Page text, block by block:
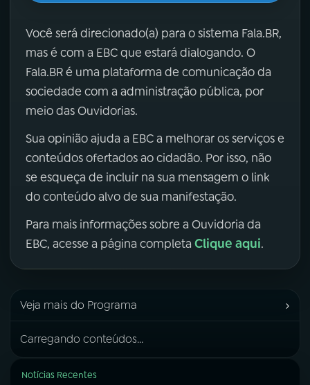
Você será direcionado(a) para o sistema Fala.BR,
mas é com a EBC que estará dialogando. O
Fala.BR é uma plataforma de comunicação da
sociedade com a administração pública, por
meio das Ouvidorias.
Sua opinião ajuda a EBC a melhorar os serviços e
conteúdos ofertados ao cidadão. Por isso, não
se esqueça de incluir na sua mensagem o link
do conteúdo alvo de sua manifestação.
Para mais informações sobre a Ouvidoria da
EBC, acesse a página completa Clique aqui.
Veja mais do Programa ›
Carregando conteúdos...
Notícias Recentes